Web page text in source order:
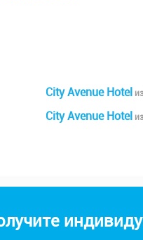
City Avenue Hotel
City Avenue Hotel